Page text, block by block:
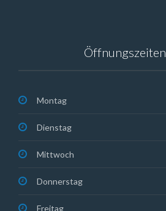
Öffnungszeiten
Montag
Dienstag
Mittwoch
Donnerstag
Freitag